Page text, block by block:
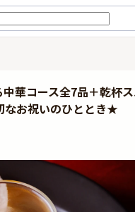
中華コース全7品＋乾杯
なお祝いのひととき★